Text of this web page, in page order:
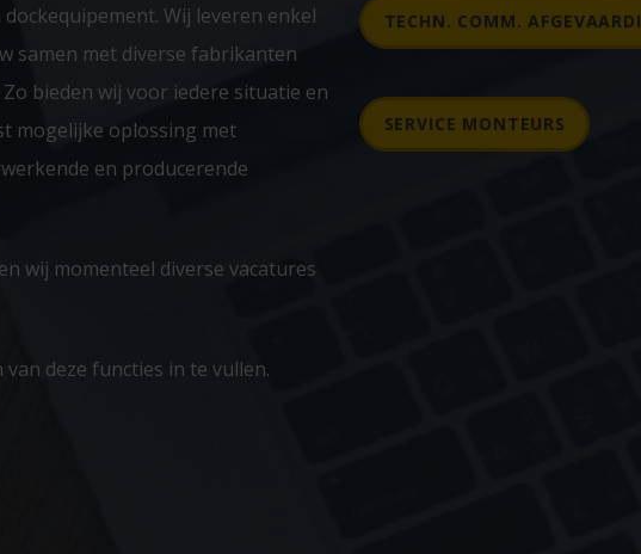
Wij leveren enkel
samen met diverse fabrikanten
bieden wij voor iedere situatie en
mogelijke oplossing met
en producerende
wij momenteel diverse vacatures
deze functies in te vullen.
TECHN. COMM.
SERVICE MONTEURS